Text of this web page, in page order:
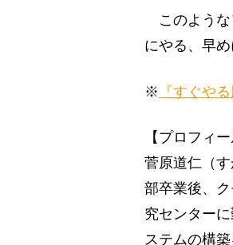
このような
にやる、早
※ 『すぐやる
【プロフィー
菅原道仁（
部卒業後、
究センター
ステムの構